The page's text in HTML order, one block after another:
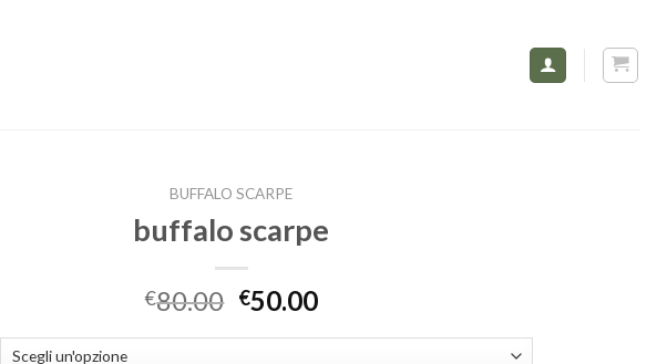
BUFFALO SCARPE
buffalo scarpe
€80.00 €50.00